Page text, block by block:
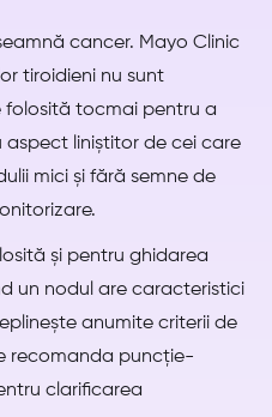
cancer. Mayo Clinic
tiroidieni nu sunt
folosită tocmai pentru a
aspect liniștitor de cei care
mici și fără semne de
și pentru ghidarea
un nodul are caracteristici
anumite criterii de
recomanda puncție-
clarificarea